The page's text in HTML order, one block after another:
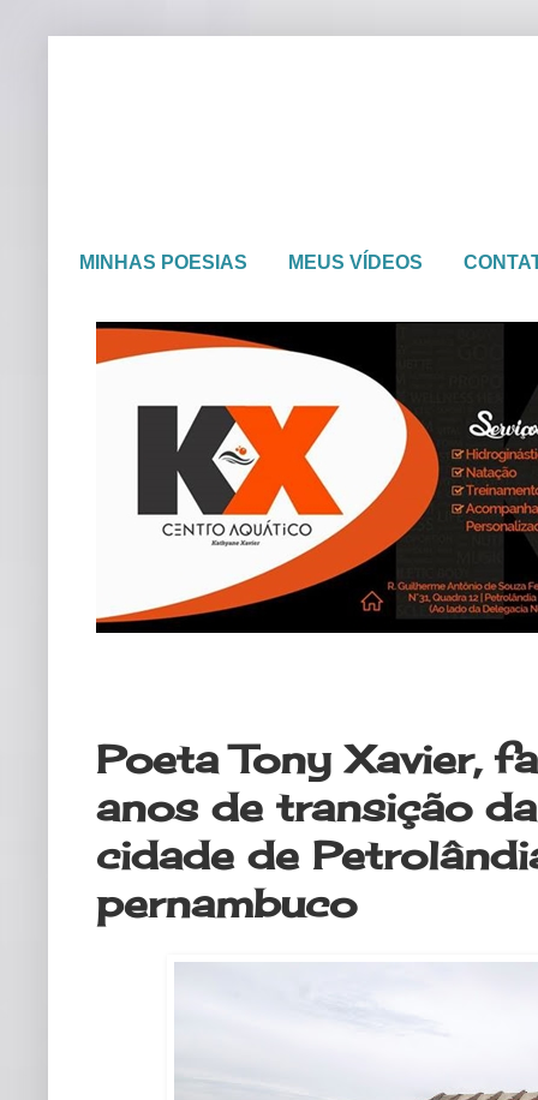
MINHAS POESIAS MEUS VÍDEOS
Poeta Tony Xavier,
anos de transição
cidade de
pernambuco